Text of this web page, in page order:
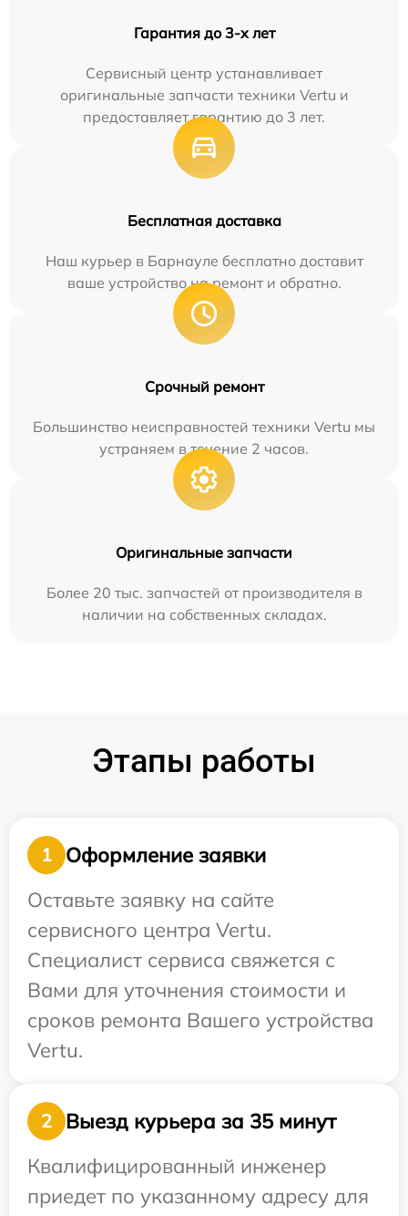
Гарантия до 3-х лет
Сервисный центр устанавливает
оригинальные запчасти техники Vertu и
предоставляет гарантию до 3 лет.
Бесплатная доставка
Наш курьер в Барнауле бесплатно доставит
ваше устройство на ремонт и обратно.
Срочный ремонт
Большинство неисправностей техники Vertu мы
устраняем в течение 2 часов.
Оригинальные запчасти
Более 20 тыс. запчастей от производителя в
наличии на собственных складах.
Этапы работы
1
Оформление заявки
Оставьте заявку на сайте
сервисного центра Vertu.
Специалист сервиса свяжется с
Вами для уточнения стоимости и
сроков ремонта Вашего устройства
Vertu.
2
Выезд курьера за 35 минут
Квалифицированный инженер
приедет по указанному адресу для